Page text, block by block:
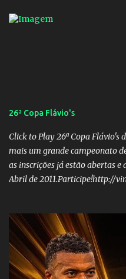
dos Santos Veículo: Rádio 730
Campos Filho Veículo: Rádio
Nome: Victor Hugo de Araújo
02: Nome: Custódio Ricardo
26ª Copa Flávio's
Click to Play 26ª Copa Flávio's
mais um grande campeonato
as inscrições já estão abertas
Abril de 2011.Participe!http://